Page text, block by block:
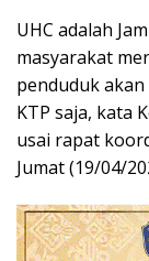
UHC adalah
masyarakat
penduduk
KTP saja, kata
usai rapat
Jumat (19/04/